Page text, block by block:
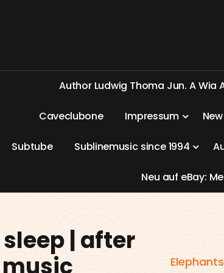
Author Ludwig Thoma Jun. AWia
Caveclubone Impressum New
Subtube Sublinemusic since1994 A
Neu auf eBay: Me
| after